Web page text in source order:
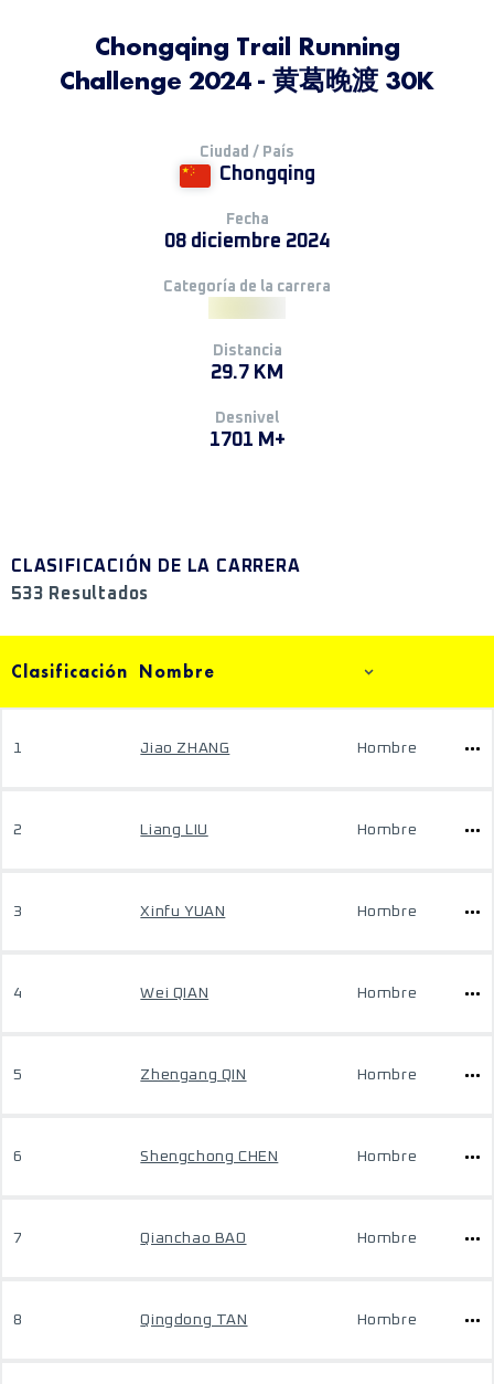
Chongqing Trail Running
Challenge 2024 - 黄葛晚渡 30K
Ciudad / País
Chongqing
Fecha
08 diciembre 2024
Categoría de la carrera
Distancia
29.7 KM
Desnivel
1701 M+
CLASIFICACIÓN DE LA CARRERA
533 Resultados
Clasificación Nombre
1 Jiao ZHANG Hombre
2 Liang LIU Hombre
3 Xinfu YUAN Hombre
4 Wei QIAN Hombre
5 Zhengang QIN Hombre
6 Shengchong CHEN Hombre
7 Qianchao BAO Hombre
8 Qingdong TAN Hombre